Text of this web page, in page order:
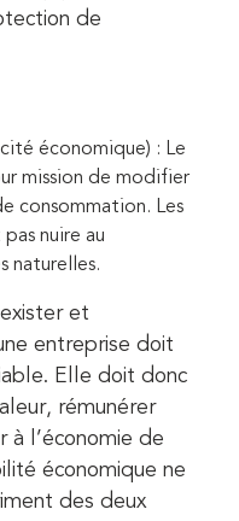
de
économique) : Le
mission de modifier
consommation. Les
nuire au
naturelles.
exister et
entreprise doit
Elle doit donc
rémunérer
à l’économie de
économique ne
des deux